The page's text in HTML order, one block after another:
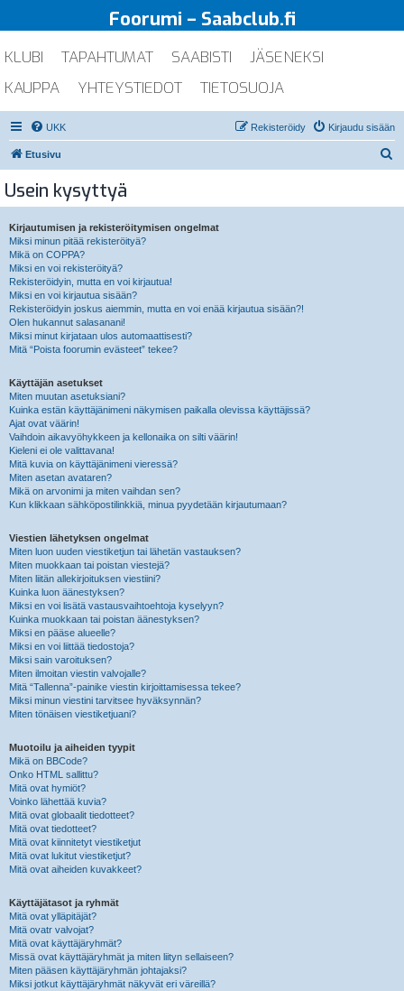
Foorumi – Saabclub.fi
KLUBI TAPAHTUMAT SAABISTI
JÄSENEKSI
KAUPPA
YHTEYSTIEDOT TIETOSUOJA
UKK Kirjaudu sisään
Rekisteröidy
Etusivu
Usein kysyttyä
Kirjautumisen ja rekisteröitymisen ongelmat
Miksi minun pitää rekisteröityä?
Mikä on COPPA?
Miksi en voi rekisteröityä?
Rekisteröidyin, mutta en voi kirjautua!
Miksi en voi kirjautua sisään?
Rekisteröidyin joskus aiemmin, mutta en voi enää kirjautua sisään?!
Olen hukannut salasanani!
Miksi minut kirjataan ulos automaattisesti?
Mitä “Poista foorumin evästeet” tekee?
Käyttäjän asetukset
Miten muutan asetuksiani?
Kuinka estän käyttäjänimeni näkymisen paikalla olevissa käyttäjissä?
Ajat ovat väärin!
Vaihdoin aikavyöhykkeen ja kellonaika on silti väärin!
Kieleni ei ole valittavana!
Mitä kuvia on käyttäjänimeni vieressä?
Miten asetan avataren?
Mikä on arvonimi ja miten vaihdan sen?
Kun klikkaan sähköpostilinkkiä, minua pyydetään kirjautumaan?
Viestien lähetyksen ongelmat
Miten luon uuden viestiketjun tai lähetän vastauksen?
Miten muokkaan tai poistan viestejä?
Miten liitän allekirjoituksen viestiini?
Kuinka luon äänestyksen?
Miksi en voi lisätä vastausvaihtoehtoja kyselyyn?
Kuinka muokkaan tai poistan äänestyksen?
Miksi en pääse alueelle?
Miksi en voi liittää tiedostoja?
Miksi sain varoituksen?
Miten ilmoitan viestin valvojalle?
Mitä “Tallenna”-painike viestin kirjoittamisessa tekee?
Miksi minun viestini tarvitsee hyväksynnän?
Miten tönäisen viestiketjuani?
Muotoilu ja aiheiden tyypit
Mikä on BBCode?
Onko HTML sallittu?
Mitä ovat hymiöt?
Voinko lähettää kuvia?
Mitä ovat globaalit tiedotteet?
Mitä ovat tiedotteet?
Mitä ovat kiinnitetyt viestiketjut
Mitä ovat lukitut viestiketjut?
Mitä ovat aiheiden kuvakkeet?
Käyttäjätasot ja ryhmät
Mitä ovat ylläpitäjät?
Mitä ovatr valvojat?
Mitä ovat käyttäjäryhmät?
Missä ovat käyttäjäryhmät ja miten liityn sellaiseen?
Miten pääsen käyttäjäryhmän johtajaksi?
Miksi jotkut käyttäjäryhmät näkyvät eri väreillä?